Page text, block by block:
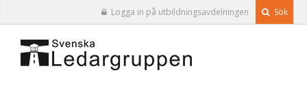
Logga in på utbildningsavdelningen Sök